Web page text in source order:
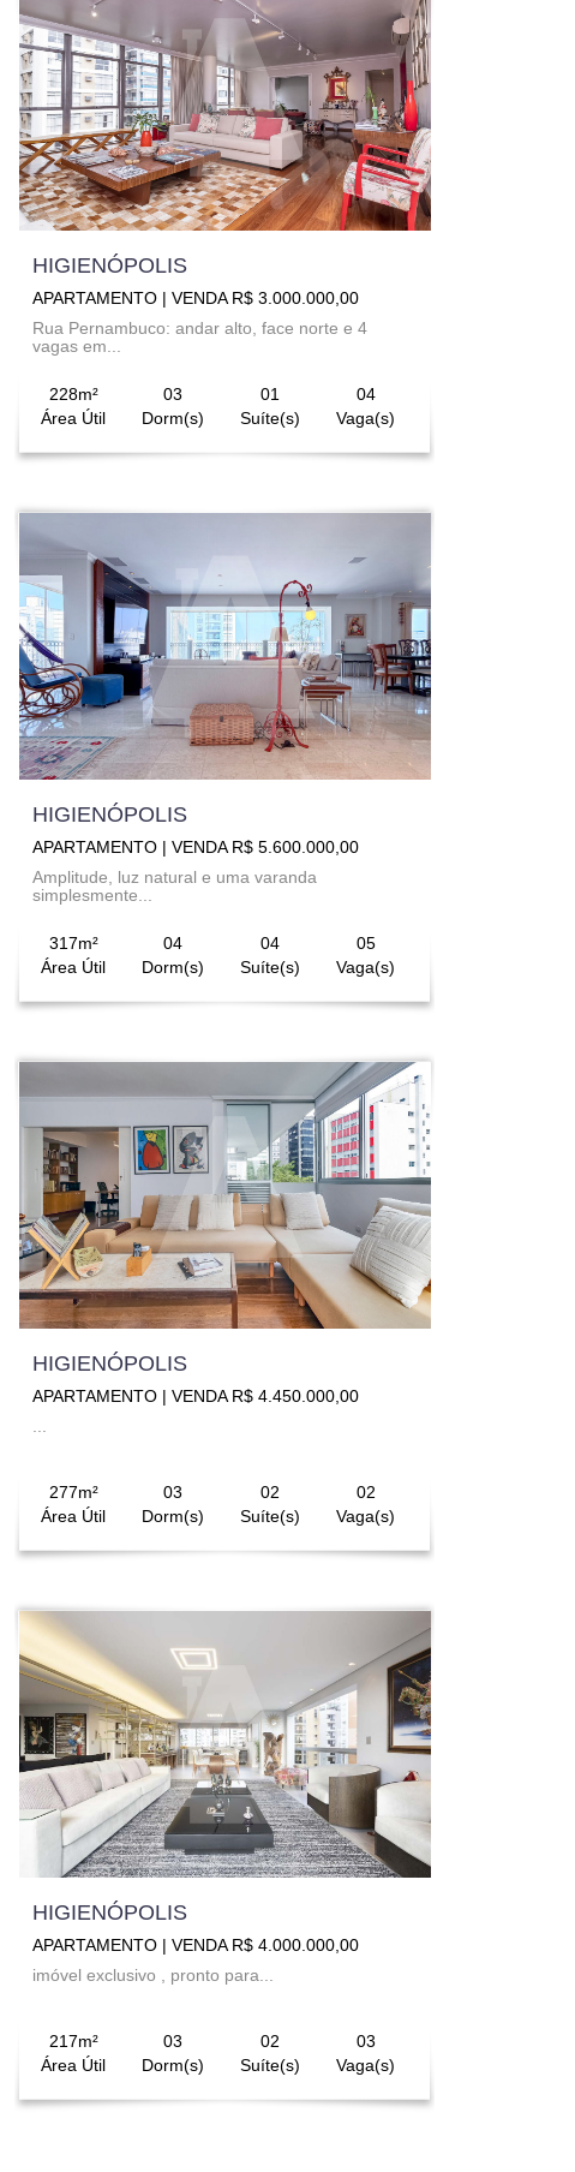
HIGIENÓPOLIS
APARTAMENTO | VENDA R$ 3.000.000,00
Rua Pernambuco: andar alto, face norte e 4
vagas em...
228m²
Área Útil
03
Dorm(s)
01
Suíte(s)
04
Vaga(s)
HIGIENÓPOLIS
APARTAMENTO | VENDA R$ 5.600.000,00
Amplitude, luz natural e uma varanda
simplesmente...
317m²
Área Útil
04
Dorm(s)
04
Suíte(s)
05
Vaga(s)
HIGIENÓPOLIS
APARTAMENTO | VENDA R$ 4.450.000,00
277m²
Área Útil
03
Dorm(s)
02
Suíte(s)
02
Vaga(s)
HIGIENÓPOLIS
APARTAMENTO | VENDA R$ 4.000.000,00
imóvel exclusivo , pronto para...
217m²
Área Útil
03
Dorm(s)
02
Suíte(s)
03
Vaga(s)